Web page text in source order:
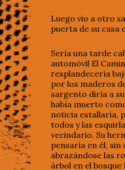
Luego vio a otro
puerta de su casa
Sería una tarde
automóvil El
resplandecería
por los maderos
sargento diría a
había muerto
noticia estallaría,
todos y las
vecindario. Su
pensaría en él, sin
abrazándose las
árbol en el